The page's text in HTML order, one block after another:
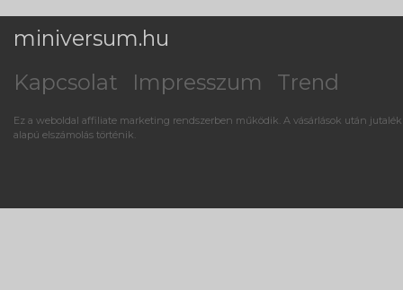
miniversum.hu
Kapcsolat
Impresszum Trend
Ez a weboldal affiliate marketing rendszerben működik. A vásárlások után jutalék
alapú elszámolás történik.